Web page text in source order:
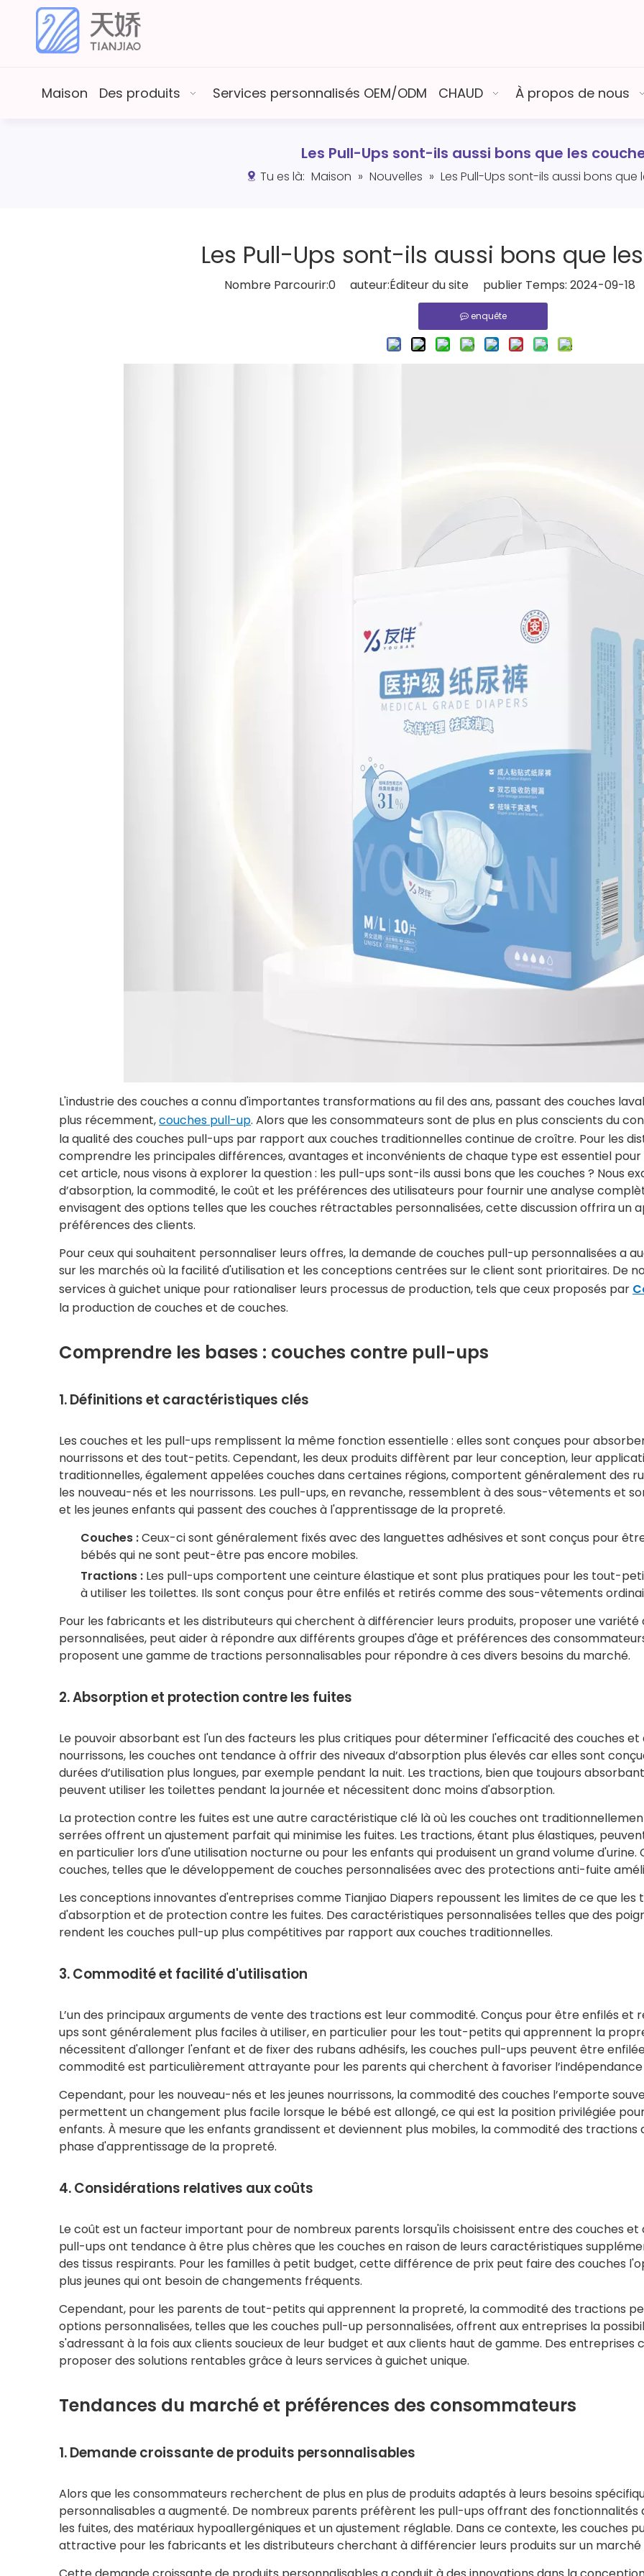
Maison Des produits Services personnalisés OEM/ODM CHAUD À propos de nous
Les Pull-Ups sont-ils aussi bons que les
Tu es là: Maison » Nouvelles » Les Pull-Ups sont-ils aussi bons que
Les Pull-Ups sont-ils aussi bons que
Nombre Parcourir:0auteur:Éditeur du site publier Temps: 2024-09-
enquête
L'industrie des couches a connu d'importantes transformations au fil des ans, passant des couches
plus récemment,couches pull-up. Alors que les consommateurs sont de plus en plus conscients du
la qualité des couches pull-ups par rapport aux couches traditionnelles continue de croître. Pour les
comprendre les principales différences, avantages et inconvénients de chaque type est essentiel pour
cet article, nous visons à explorer la question : les pull-ups sont-ils aussi bons que les couches ? Nous
d’absorption, la commodité, le coût et les préférences des utilisateurs pour fournir une analyse
envisagent des options telles que les couches rétractables personnalisées, cette discussion offrira un
préférences des clients.
Pour ceux qui souhaitent personnaliser leurs offres, la demande de couches pull-up personnalisées a
sur les marchés où la facilité d'utilisation et les conceptions centrées sur le client sont prioritaires. De
services à guichet unique pour rationaliser leurs processus de production, tels que ceux proposés par
la production de couches et de couches.
Comprendre les bases : couches contre pull-ups
1. Définitions et caractéristiques clés
Les couches et les pull-ups remplissent la même fonction essentielle : elles sont conçues pour
nourrissons et des tout-petits. Cependant, les deux produits diffèrent par leur conception, leur
traditionnelles, également appelées couches dans certaines régions, comportent généralement des
les nouveau-nés et les nourrissons. Les pull-ups, en revanche, ressemblent à des sous-vêtements et
et les jeunes enfants qui passent des couches à l'apprentissage de la propreté.
Couches :Ceux-ci sont généralement fixés avec des languettes adhésives et sont conçus pour
bébés qui ne sont peut-être pas encore mobiles.
Tractions : Les pull-ups comportent une ceinture élastique et sont plus pratiques pour les tout-
à utiliser les toilettes. Ils sont conçus pour être enfilés et retirés comme des sous-vêtements
Pour les fabricants et les distributeurs qui cherchent à différencier leurs produits, proposer une
personnalisées, peut aider à répondre aux différents groupes d'âge et préférences des
proposent une gamme de tractions personnalisables pour répondre à ces divers besoins du marché.
2. Absorption et protection contre les fuites
Le pouvoir absorbant est l'un des facteurs les plus critiques pour déterminer l'efficacité des couches et
nourrissons, les couches ont tendance à offrir des niveaux d’absorption plus élevés car elles sont
durées d’utilisation plus longues, par exemple pendant la nuit. Les tractions, bien que toujours
peuvent utiliser les toilettes pendant la journée et nécessitent donc moins d'absorption.
La protection contre les fuites est une autre caractéristique clé là où les couches ont
serrées offrent un ajustement parfait qui minimise les fuites. Les tractions, étant plus élastiques,
en particulier lors d'une utilisation nocturne ou pour les enfants qui produisent un grand volume d'urine.
couches, telles que le développement de couches personnalisées avec des protections anti-fuite
Les conceptions innovantes d'entreprises comme Tianjiao Diapers repoussent les limites de ce que
d'absorption et de protection contre les fuites. Des caractéristiques personnalisées telles que des
rendent les couches pull-up plus compétitives par rapport aux couches traditionnelles.
3. Commodité et facilité d'utilisation
L’un des principaux arguments de vente des tractions est leur commodité. Conçus pour être enfilés
ups sont généralement plus faciles à utiliser, en particulier pour les tout-petits qui apprennent la
nécessitent d'allonger l'enfant et de fixer des rubans adhésifs, les couches pull-ups peuvent être
commodité est particulièrement attrayante pour les parents qui cherchent à favoriser
Cependant, pour les nouveau-nés et les jeunes nourrissons, la commodité des couches l’emporte
permettent un changement plus facile lorsque le bébé est allongé, ce qui est la position privilégiée
enfants. À mesure que les enfants grandissent et deviennent plus mobiles, la commodité des
phase d'apprentissage de la propreté.
4. Considérations relatives aux coûts
Le coût est un facteur important pour de nombreux parents lorsqu'ils choisissent entre des couches et
pull-ups ont tendance à être plus chères que les couches en raison de leurs caractéristiques
des tissus respirants. Pour les familles à petit budget, cette différence de prix peut faire des couches
plus jeunes qui ont besoin de changements fréquents.
Cependant, pour les parents de tout-petits qui apprennent la propreté, la commodité des tractions
options personnalisées, telles que les couches pull-up personnalisées, offrent aux entreprises la
s'adressant à la fois aux clients soucieux de leur budget et aux clients haut de gamme. Des
proposer des solutions rentables grâce à leurs services à guichet unique.
Tendances du marché et préférences des consommateurs
1. Demande croissante de produits personnalisables
Alors que les consommateurs recherchent de plus en plus de produits adaptés à leurs besoins
personnalisables a augmenté. De nombreux parents préfèrent les pull-ups offrant des
les fuites, des matériaux hypoallergéniques et un ajustement réglable. Dans ce contexte, les couches
attractive pour les fabricants et les distributeurs cherchant à différencier leurs produits sur un